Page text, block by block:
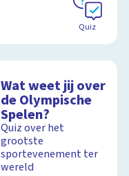
Quiz
Wat weet jij over
de Olympische
Spelen?
Quiz over het
grootste
sportevenement ter
wereld